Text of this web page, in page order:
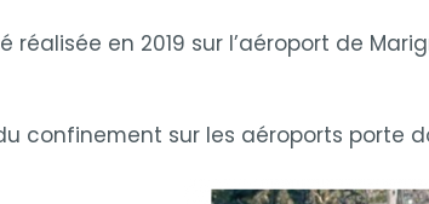
en 2019 sur l’aéroport de
confinement sur les aéroports porte